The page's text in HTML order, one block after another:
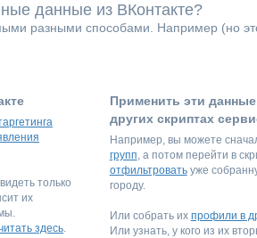
данные из ВКонтакте?
разными способами. Например (но
только
их
здесь.
Применить эти
других скриптах
Например, вы можете
групп, а потом перейти в
отфильтроватьуже
городу.
Или собрать их профили в
Или узнать, у кого из их